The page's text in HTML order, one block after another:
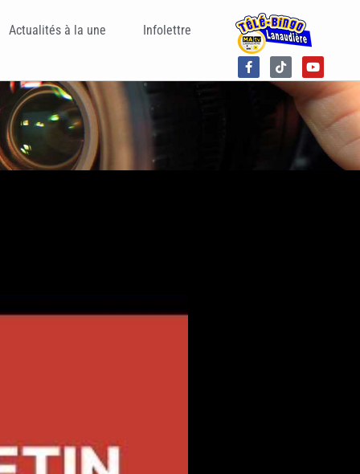
Actualités à la une Infolettre